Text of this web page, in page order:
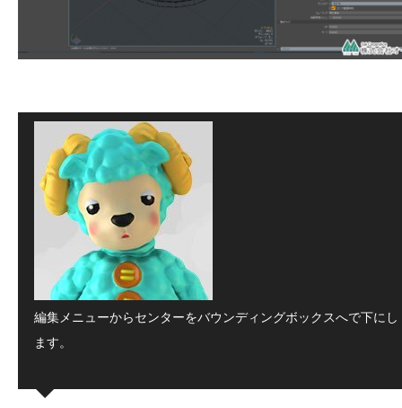
編集メニューからセンターをバウンディングボックスへで下にし
ます。